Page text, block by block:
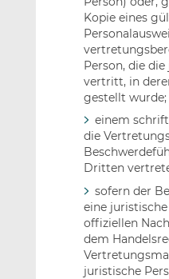
Kopie eines
Person, die
vertritt, in
gestellt wurde;
einem
die
Dritten
sofern der
eine
offiziellen
dem
juristische